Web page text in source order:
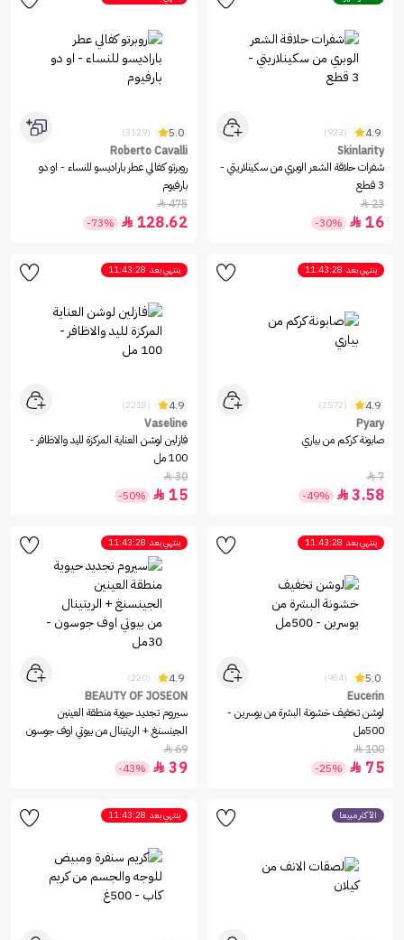
4.9
(923)
Skinlarity
شفرات حلاقة الشعر الوبري من سكينلاريتي -
3 قطع
23

16

-30%
5.0
(3129)
Roberto Cavalli
روبرتو كفالي عطر باراديسو للنساء - او دو
بارفيوم
475

128.62

-73%
ينتهي بعد 11:43:28
4.9
(2572)
Pyary
صابونة كركم من بياري
7

3.58

-49%
ينتهي بعد 11:43:28
4.9
(2218)
Vaseline
فازلين لوشن العناية المركزة لليد والاظافر -
100 مل
30

15

-50%
ينتهي بعد 11:43:28
5.0
(984)
Eucerin
لوشن تخفيف خشونة البشرة من يوسرين -
500مل
100

75

-25%
ينتهي بعد 11:43:28
4.9
(220)
BEAUTY OF JOSEON
سيروم تجديد حيوية منطقة العينين
الجينسنغ + الريتينال من بيوتي اوف جوسون
- 30مل
69

39

-43%
الأكثر مبيعاً ينتهي بعد 11:43:28